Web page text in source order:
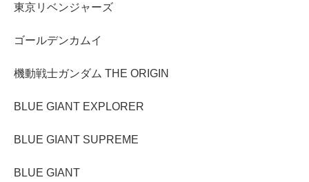
東京リベンジャーズ
ゴールデンカムイ
機動戦士ガンダム THE ORIGIN
BLUE GIANT EXPLORER
BLUE GIANT SUPREME
BLUE GIANT